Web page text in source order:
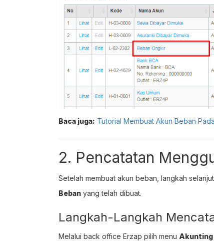
Baca juga: Tutorial Membuat Akun Beban
2. Pencatatan
Setelah membuat akun beban, langkah
Beban yang telah dibuat.
Langkah-Langkah
Melalui back office Erzap pilih menu Akunting